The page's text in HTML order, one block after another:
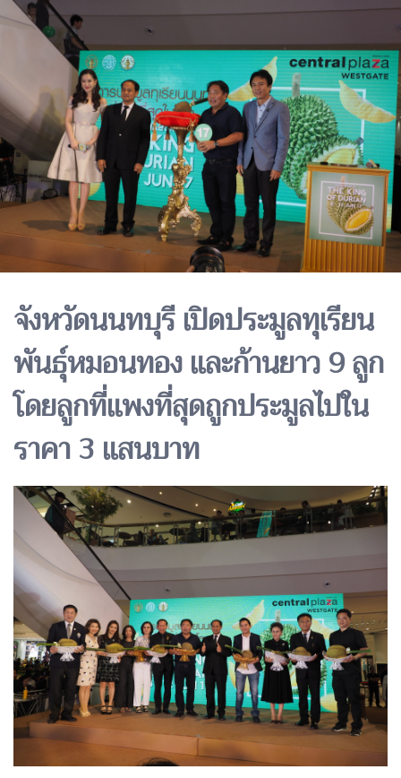
จังหวัดนนทบุรี เปิดประมูลทุเรียน
พันธุ์หมอนทอง และก้านยาว 9 ลูก
โดยลูกที่แพงที่สุดถูกประมูลไปใน
ราคา 3 แสนบาท